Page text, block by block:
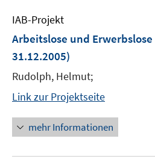
IAB-Projekt
Arbeitslose und Erwerbslose
31.12.2005)
Rudolph, Helmut;
Link zur Projektseite
mehr Informationen